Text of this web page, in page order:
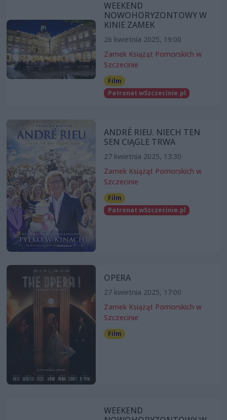
WEEKEND
NOWOHORYZONTOWY W
KINIE ZAMEK
26 kwietnia 2025, 19:00
Zamek Książąt Pomorskich w
Szczecinie
Film
Patronat wSzczecinie.pl
ANDRÉ RIEU. NIECH TEN
SEN CIĄGLE TRWA
27 kwietnia 2025, 13:30
Zamek Książąt Pomorskich w
Szczecinie
Film
Patronat wSzczecinie.pl
OPERA
27 kwietnia 2025, 17:00
Zamek Książąt Pomorskich w
Szczecinie
Film
WEEKEND